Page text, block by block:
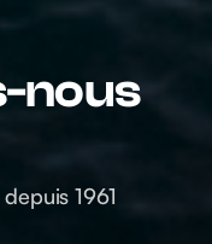
nous
1961